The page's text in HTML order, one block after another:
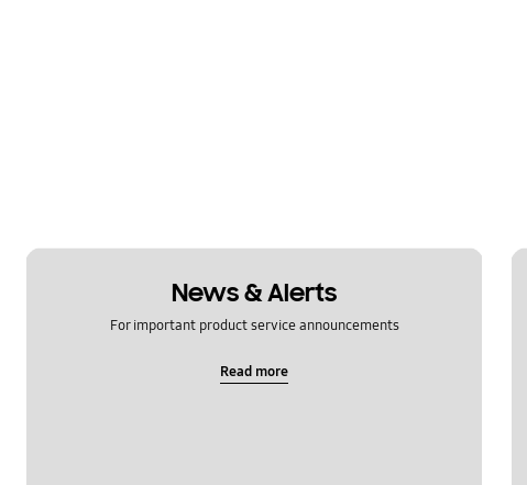
News & Alerts
For important product service announcements
Read more